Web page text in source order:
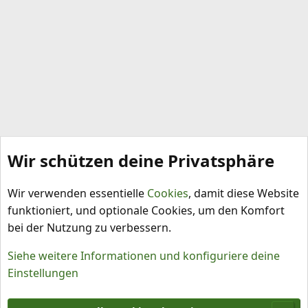
Schädlinge, Krankheiten, Pflanzenschutz
Wir schützen deine Privatsphäre
Wir verwenden essentielle Cookies, damit diese Website
funktioniert, und optionale Cookies, um den Komfort
bei der Nutzung zu verbessern.
Siehe weitere Informationen und konfiguriere deine
Einstellungen